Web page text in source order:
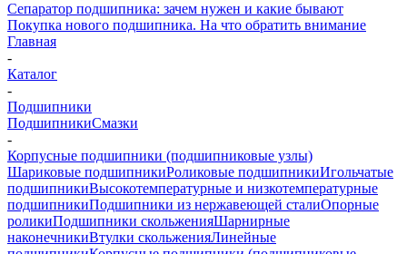
Сепаратор подшипника: зачем нужен и какие бывают
Покупка нового подшипника. На что обратить внимание
Главная
-
Каталог
-
Подшипники
ПодшипникиСмазки
-
Корпусные подшипники (подшипниковые узлы)
Шариковые подшипникиРоликовые подшипникиИгольчатые
подшипникиВысокотемпературные и низкотемпературные
подшипникиПодшипники из нержавеющей сталиОпорные
роликиПодшипники скольженияШарнирные
наконечникиВтулки скольженияЛинейные